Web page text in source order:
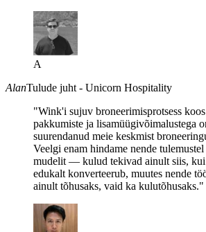
A
AlanTulude juht - Unicorn Hospitality
"Wink'i sujuv broneerimisprotsess
pakkumiste ja lisamüügivõimalustega
suurendanud meie keskmist
Veelgi enam hindame nende
mudelit — kulud tekivad ainult siis, kui
edukalt konverteerub, muutes nende
ainult tõhusaks, vaid ka kulutõhusaks."